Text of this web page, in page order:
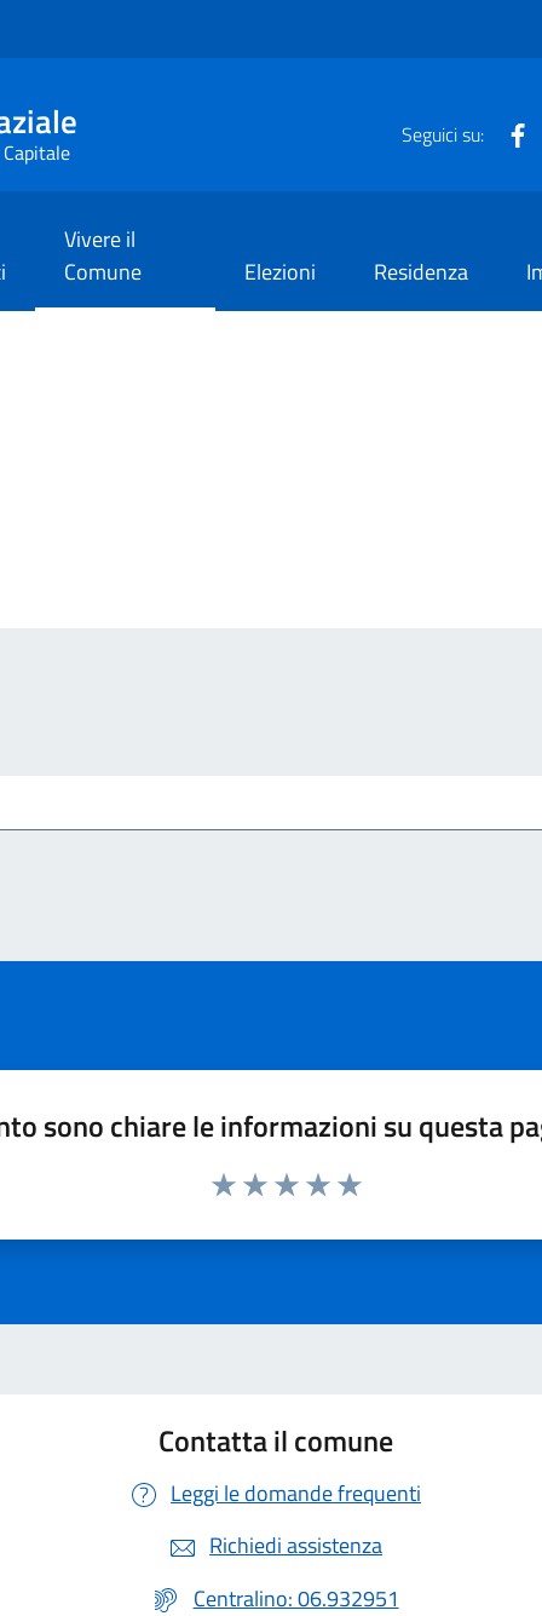
Seguici su:
Vivere il
Comune
Elezioni Residenza
sono chiare le informazioni su questa
Contatta il comune
Leggi le domande frequenti
Richiedi assistenza
Centralino: 06.932951